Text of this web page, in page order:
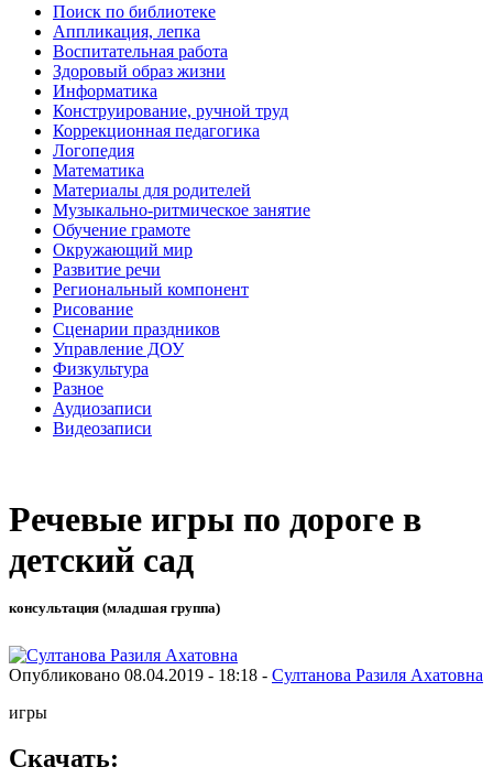
Поиск по библиотеке
Аппликация, лепка
Воспитательная работа
Здоровый образ жизни
Информатика
Конструирование, ручной труд
Коррекционная педагогика
Логопедия
Математика
Материалы для родителей
Музыкально-ритмическое занятие
Обучение грамоте
Окружающий мир
Развитие речи
Региональный компонент
Рисование
Сценарии праздников
Управление ДОУ
Физкультура
Разное
Аудиозаписи
Видеозаписи
Речевые игры по дороге в
детский сад
консультация (младшая группа)
Опубликовано 08.04.2019 - 18:18 - Султанова Разиля Ахатовна
игры
Скачать: